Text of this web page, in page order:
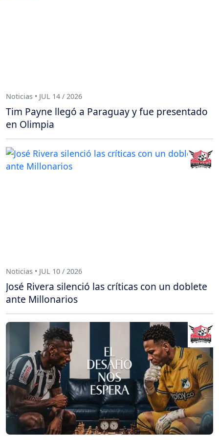
Noticias • JUL 14 / 2026
Tim Payne llegó a Paraguay y fue presentado
en Olimpia
Noticias • JUL 10 / 2026
José Rivera silenció las críticas con un doblete
ante Millonarios